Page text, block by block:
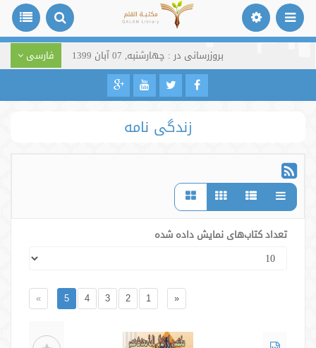
بروزرسانی در : چهارشنبه, 07 آبان 1399 فارسی
زندگی نامه
تعداد کتاب‌های نمایش داده شده
«
1
2
3
4
5
»